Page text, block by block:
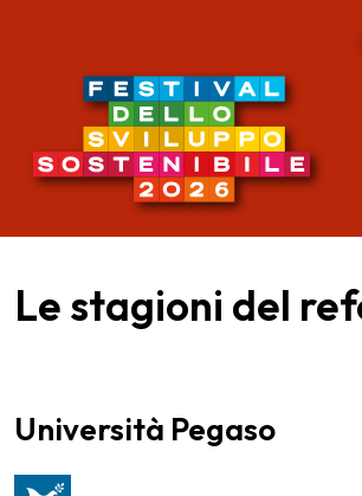
Le stagioni del
Università Pegaso